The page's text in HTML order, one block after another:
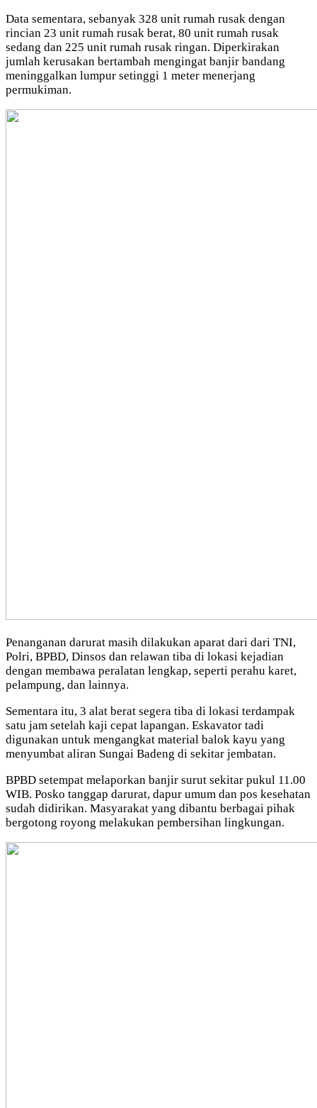
Data sementara, sebanyak 328 unit rumah rusak dengan
rincian 23 unit rumah rusak berat, 80 unit rumah rusak
sedang dan 225 unit rumah rusak ringan. Diperkirakan
jumlah kerusakan bertambah mengingat banjir bandang
meninggalkan lumpur setinggi 1 meter menerjang
permukiman.
Penanganan darurat masih dilakukan aparat dari dari TNI,
Polri, BPBD, Dinsos dan relawan tiba di lokasi kejadian
dengan membawa peralatan lengkap, seperti perahu karet,
pelampung, dan lainnya.
Sementara itu, 3 alat berat segera tiba di lokasi terdampak
satu jam setelah kaji cepat lapangan. Eskavator tadi
digunakan untuk mengangkat material balok kayu yang
menyumbat aliran Sungai Badeng di sekitar jembatan.
BPBD setempat melaporkan banjir surut sekitar pukul 11.00
WIB. Posko tanggap darurat, dapur umum dan pos kesehatan
sudah didirikan. Masyarakat yang dibantu berbagai pihak
bergotong royong melakukan pembersihan lingkungan.